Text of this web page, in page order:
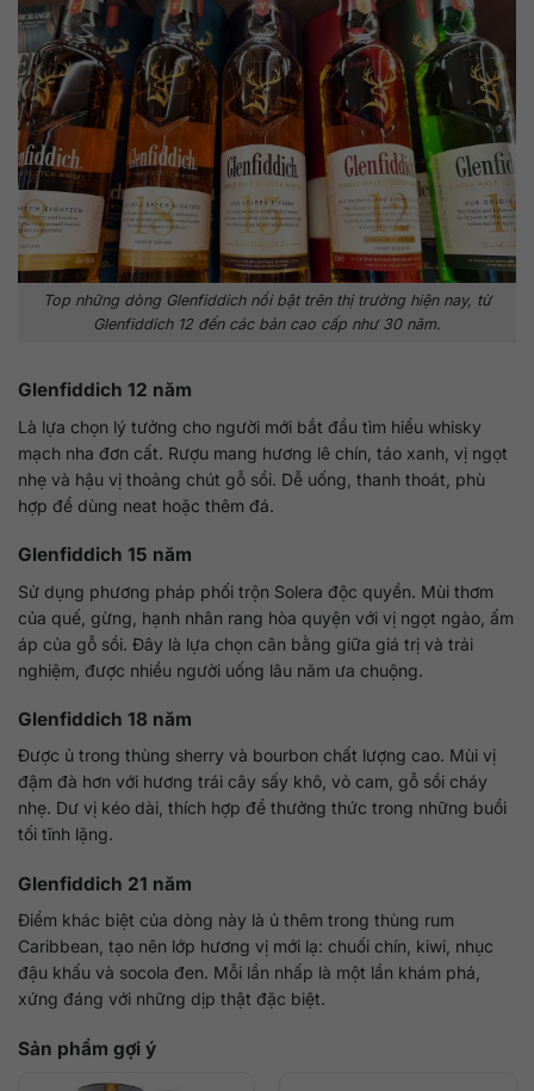
Top những dòng Glenfiddich nổi bật trên thị trường hiện nay, từ
Glenfiddich 12 đến các bản cao cấp như 30 năm.
Glenfiddich 12 năm
Là lựa chọn lý tưởng cho người mới bắt đầu tìm hiểu whisky
mạch nha đơn cất. Rượu mang hương lê chín, táo xanh, vị ngọt
nhẹ và hậu vị thoảng chút gỗ sồi. Dễ uống, thanh thoát, phù
hợp để dùng neat hoặc thêm đá.
Glenfiddich 15 năm
Sử dụng phương pháp phối trộn Solera độc quyền. Mùi thơm
của quế, gừng, hạnh nhân rang hòa quyện với vị ngọt ngào, ấm
áp của gỗ sồi. Đây là lựa chọn cân bằng giữa giá trị và trải
nghiệm, được nhiều người uống lâu năm ưa chuộng.
Glenfiddich 18 năm
Được ủ trong thùng sherry và bourbon chất lượng cao. Mùi vị
đậm đà hơn với hương trái cây sấy khô, vỏ cam, gỗ sồi cháy
nhẹ. Dư vị kéo dài, thích hợp để thưởng thức trong những buổi
tối tĩnh lặng.
Glenfiddich 21 năm
Điểm khác biệt của dòng này là ủ thêm trong thùng rum
Caribbean, tạo nên lớp hương vị mới lạ: chuối chín, kiwi, nhục
đậu khấu và socola đen. Mỗi lần nhấp là một lần khám phá,
xứng đáng với những dịp thật đặc biệt.
Sản phẩm gợi ý